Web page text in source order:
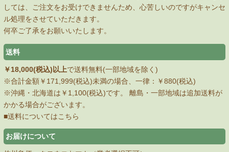
しては、ご注文をお受けできませんため、心苦しいのですがキャンセ
ル処理をさせていただきます。
何卒ご了承をお願いいたします。
送料
￥18,000(税込)以上で送料無料(一部地域を除く)
※合計金額￥171,999(税込)未満の場合、一律：￥880(税込)
※沖縄・北海道は￥1,100(税込)です。 離島・一部地域は追加送料が
かかる場合がございます。
■送料についてはこちら
お届けについて